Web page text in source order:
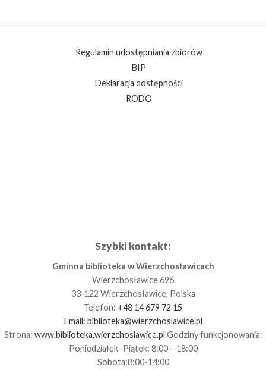
Regulamin udostępniania zbiorów
BIP
Deklaracja dostępności
RODO
Szybki kontakt:
Gminna biblioteka w Wierzchosławicach
Wierzchosławice 696
33-122 Wierzchosławice, Polska
Telefon: +48 14 679 72 15
Email: biblioteka@wierzchoslawice.pl
Strona: www.biblioteka.wierzchoslawice.pl Godziny funkcjonowania:
Poniedziałek–Piątek: 8:00 – 18:00
Sobota:8:00-14:00